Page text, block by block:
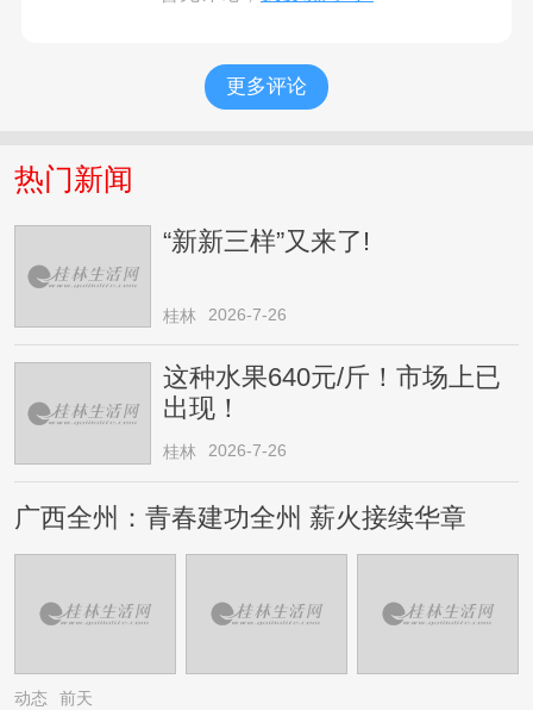
更多评论
热门新闻
“新新三样”又来了!
桂林 2026-7-26
这种水果640元/斤！市场上已
出现！
桂林 2026-7-26
广西全州：青春建功全州 薪火接续华章
动态 前天